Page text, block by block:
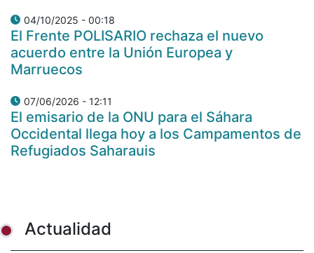
04/10/2025 - 00:18
El Frente POLISARIO rechaza el nuevo
acuerdo entre la Unión Europea y
Marruecos
07/06/2026 - 12:11
El emisario de la ONU para el Sáhara
Occidental llega hoy a los Campamentos de
Refugiados Saharauis
Actualidad